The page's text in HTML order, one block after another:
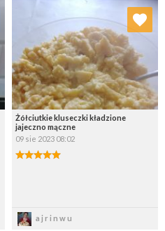
Żółciutkie kluseczki kładzione
jajeczno mączne
09 sie 2023 08:02
ajrinwu
Dodaj do ulubionych
Wybierz listę: